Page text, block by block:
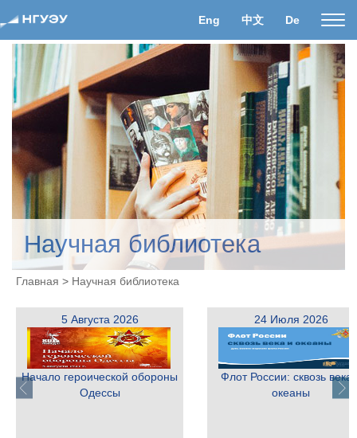
Eng 中文 De
Научная библиотека
Главная > Научная библиотека
5 Августа 2026
Начало героической обороны
Одессы
24 Июля 2026
Флот России: сквозь века
океаны